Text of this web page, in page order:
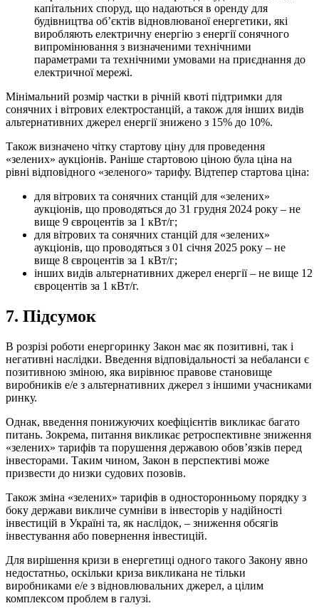
капітальних споруд, що надаються в оренду для
будівництва об’єктів відновлюваної енергетики, які
виробляють електричну енергію з енергії сонячного
випромінювання з визначеними технічними
параметрами та технічними умовами на приєднання до
електричної мережі.
Мінімальний розмір частки в річній квоті підтримки для
сонячних і вітрових електростанцій, а також для інших видів
альтернативних джерел енергії знижено з 15% до 10%.
Також визначено чітку стартову ціну для проведення
«зелених» аукціонів. Раніше стартовою ціною була ціна на
рівні відповідного «зеленого» тарифу. Відтепер стартова ціна:
для вітрових та сонячних станцій для «зелених»
аукціонів, що проводяться до 31 грудня 2024 року – не
вище 9 євроцентів за 1 кВт/г;
для вітрових та сонячних станцій для «зелених»
аукціонів, що проводяться з 01 січня 2025 року – не
вище 8 євроцентів за 1 кВт/г;
інших видів альтернативних джерел енергії – не вище 12
євроцентів за 1 кВт/г.
7. Підсумок
В розрізі роботи енергоринку Закон має як позитивні, так і
негативні наслідки. Введення відповідальності за небаланси є
позитивною зміною, яка вирівнює правове становище
виробників е/е з альтернативних джерел з іншими учасниками
ринку.
Однак, введення понижуючих коефіцієнтів викликає багато
питань. Зокрема, питання викликає ретроспективне зниження
«зелених» тарифів та порушення державою обов’язків перед
інвесторами. Таким чином, Закон в перспективі може
призвести до низки судових позовів.
Також зміна «зелених» тарифів в односторонньому порядку з
боку держави викличе сумніви в інвесторів у надійності
інвестицій в Україні та, як наслідок, – зниження обсягів
інвестування або повернення інвестицій.
Для вирішення кризи в енергетиці одного такого Закону явно
недостатньо, оскільки криза викликана не тільки
виробниками е/е з відновлювальних джерел, а цілим
комплексом проблем в галузі.